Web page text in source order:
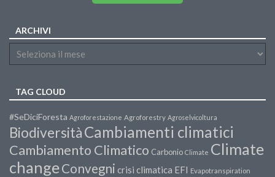
ARCHIVI
TAG CLOUD
#SeDiciForesta Agroforestazione Agroforestry Agroselvicoltura
BiodiversitàCambiamenti climatici
Cambiamento Climatico Carbonio Climate Climate
changeConvegni crisi climatica EFI Evapotranspiration